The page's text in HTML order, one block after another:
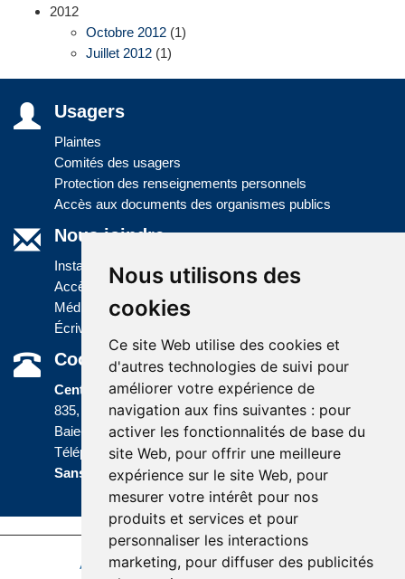
Nous utilisons des
cookies
Ce site Web utilise des cookies et
d'autres technologies de suivi pour
améliorer votre expérience de
navigation aux fins suivantes : pour
activer les fonctionnalités de base du
site Web, pour offrir une meilleure
expérience sur le site Web, pour
mesurer votre intérêt pour nos
produits et services et pour
personnaliser les interactions
marketing, pour diffuser des publicités
2012
Octobre 2012 (1)
Juillet 2012 (1)
Usagers
Plaintes
Comités des usagers
Protection des renseignements personnels
Accès aux documents des organismes publics
Nous joindre
Installations
Accès à l'information
Médias
Écrivez-nous
Coordonnées
Centre administratif
835, boulevard Jolliet
Baie-Comeau (Québec) G5C 1P5
Téléphone :418 589-9845 ou
Sans frais : 1 800 463-5142
Accessibilité Plan du site Politique de confidentialité